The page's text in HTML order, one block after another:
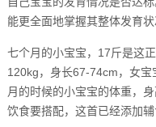
能更全面地掌握其整体发育状
七个月的小宝宝，17斤是这
120kg，身长67-74cm，女宝
月的时候的小宝宝的体重，
饮食要搭配，这首已经添加辅